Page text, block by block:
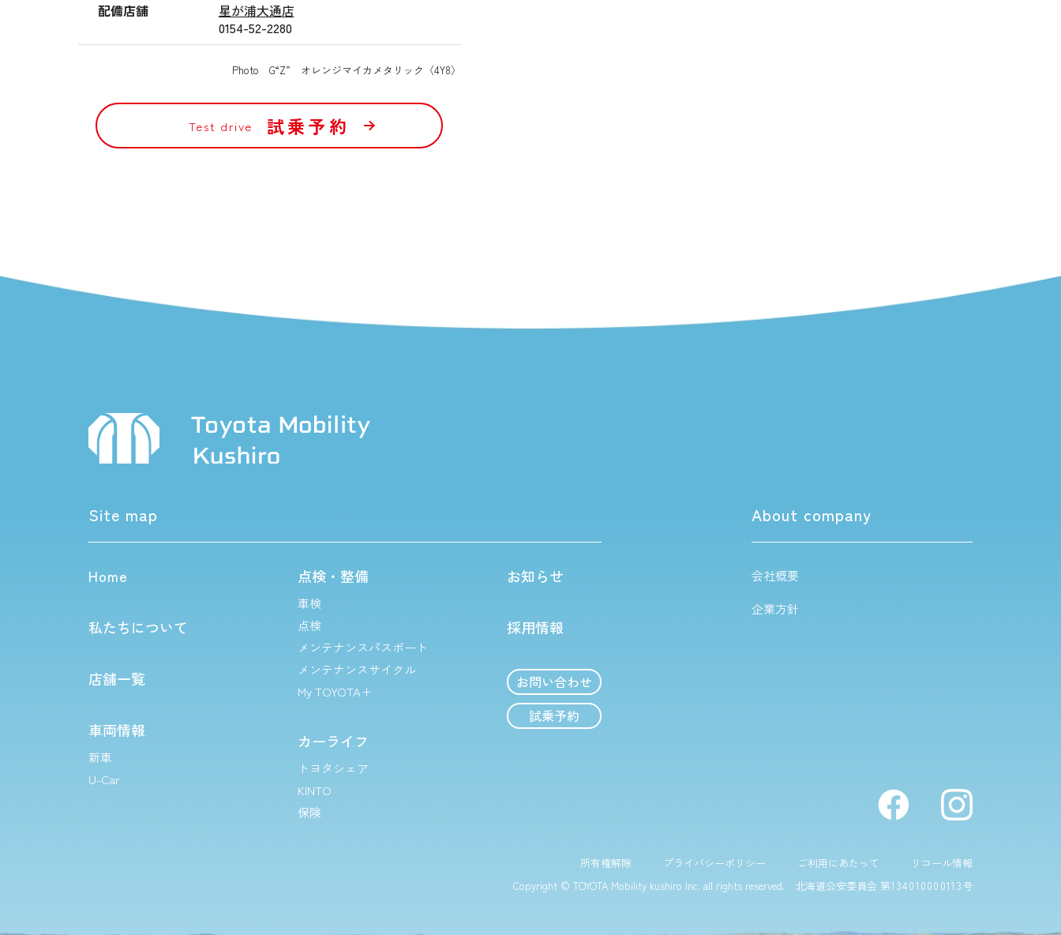
配備店舗
星が浦大通店
0154-52-2280
Photo G“Z” オレンジマイカメタリック〈4Y8〉
Test drive 試乗予約
Site map
Home
私たちについて
店舗一覧
車両情報
新車
U-Car
点検・整備
車検
点検
メンテナンスパスポート
メンテナンスサイクル
My TOYOTA＋
カーライフ
トヨタシェア
KINTO
保険
お知らせ
採用情報
お問い合わせ
試乗予約
About company
会社概要
企業方針
所有権解除 プライバシーポリシー ご利用にあたって
リコール情報
Copyright © TOYOTA Mobility kushiro Inc.all rights reserved. 北海道公安委員会 第134010000113号